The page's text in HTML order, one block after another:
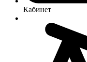
Кабинет